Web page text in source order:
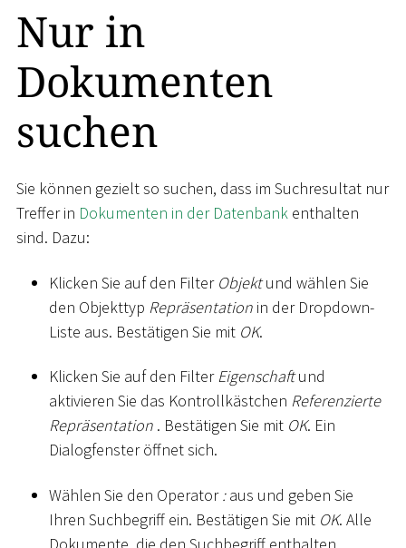
Nur in
Dokumenten
suchen
Sie können gezielt so suchen, dass im Suchresultat nur
Treffer in Dokumenten in der Datenbank enthalten
sind. Dazu:
Klicken Sie auf den Filter Objektund wählen Sie
den Objekttyp Repräsentation in der Dropdown-
Liste aus. Bestätigen Sie mit OK.
Klicken Sie auf den FilterEigenschaftund
aktivieren Sie das Kontrollkästchen Referenzierte
Repräsentation . Bestätigen Sie mit OK. Ein
Dialogfenster öffnet sich.
Wählen Sie den Operator:aus und geben Sie
Ihren Suchbegriff ein. Bestätigen Sie mit OK. Alle
Dokumente, die den Suchbegriff enthalten,